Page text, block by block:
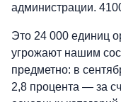
администрации.
Это 24 000 единиц
угрожают нашим
предметно: в
2,8 процента — за